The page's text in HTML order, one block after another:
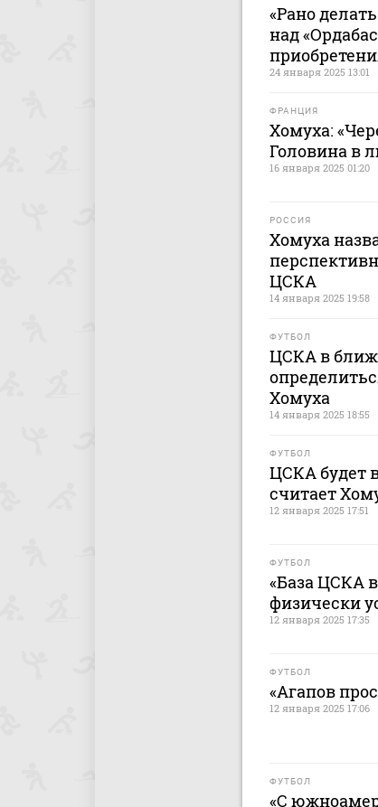
«Рано
над
24 января 2025 13:01
ФРАНЦИЯ
Хомуха:
Головина в
16 января 2025 01:20
РОССИЯ
Хомуха
ЦСКА
14 января 2025 19:58
ФУТБОЛ
ЦСКА в
Хомуха
14 января 2025 18:55
ФУТБОЛ
ЦСКА будет
считает
12 января 2025 17:51
ФУТБОЛ
«База ЦСКА
физически
12 января 2025 17:35
ФУТБОЛ
«Агапов
12 января 2025 17:06
ФУТБОЛ
«С